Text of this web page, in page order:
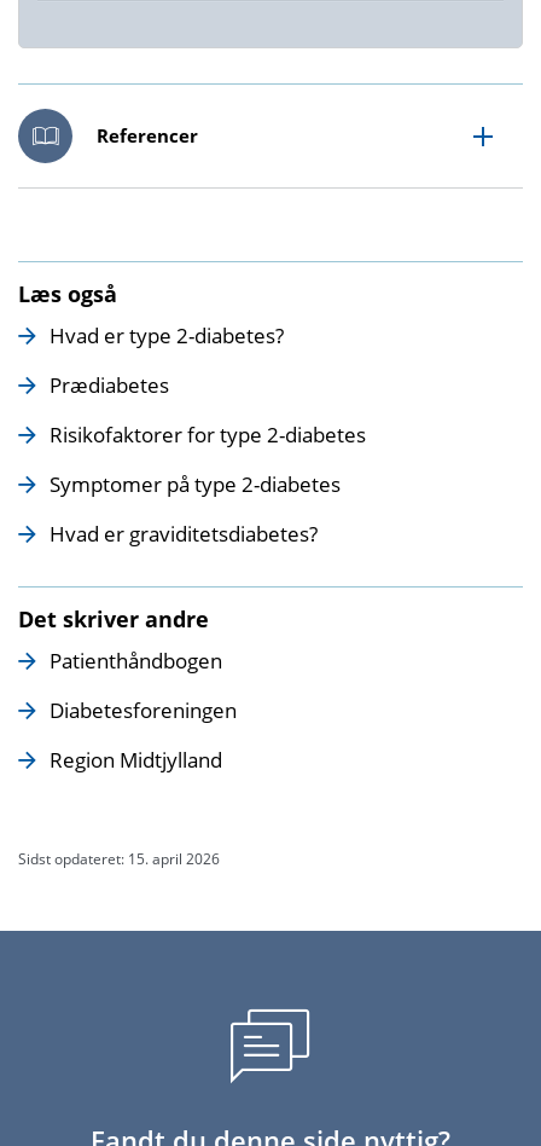
øgede risiko.
Det er langt fra alle børn af mødre med
graviditetsdiabetes, som senere udvikler
overvægt og type 2-diabetes. Desuden er der
meget, man kan gøre for at forebygge det.
Referencer
Læs også
Hvad er type 2-diabetes?
Prædiabetes
Risikofaktorer for type 2-diabetes
Symptomer på type 2-diabetes
Hvad er graviditetsdiabetes?
Det skriver andre
Patienthåndbogen
Diabetesforeningen
Region Midtjylland
Sidst opdateret: 15. april 2026